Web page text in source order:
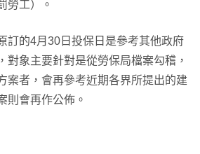
勞工）。
訂的4月30日投保日是參考其他政府
對象主要針對是從勞保局檔案勾稽，
案者，會再參考近期各界所提出的建
則會再作公佈。